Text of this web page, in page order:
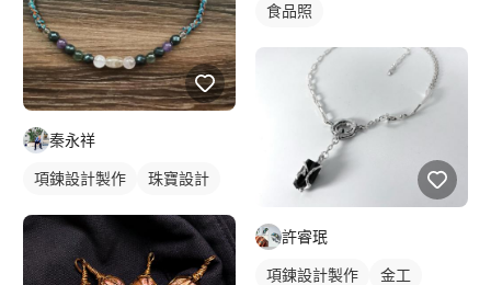
秦永祥
項鍊設計製作 珠寶設計
食品照
許睿珉
項鍊設計製作 金工